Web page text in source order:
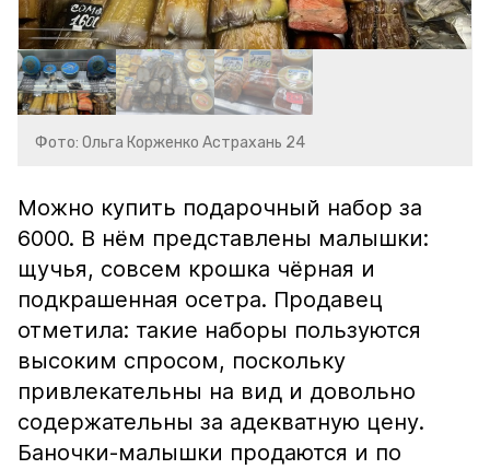
Фото: Ольга Корженко Астрахань 24
Можно купить подарочный набор за
6000. В нём представлены малышки:
щучья, совсем крошка чёрная и
подкрашенная осетра. Продавец
отметила: такие наборы пользуются
высоким спросом, поскольку
привлекательны на вид и довольно
содержательны за адекватную цену.
Баночки-малышки продаются и по